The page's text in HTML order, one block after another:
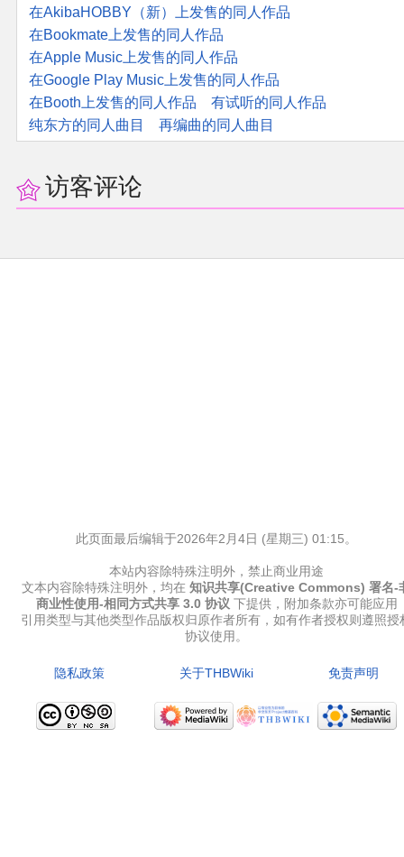
在AkibaHOBBY（新）上发售的同人作品
在Bookmate上发售的同人作品
在Apple Music上发售的同人作品
在Google Play Music上发售的同人作品
在Booth上发售的同人作品
有试听的同人作品
纯东方的同人曲目
再编曲的同人曲目
访客评论
此页面最后编辑于2026年2月4日 (星期三) 01:15。
本站内容除特殊注明外，禁止商业用途
文本内容除特殊注明外，均在 知识共享(Creative Commons) 署名-
商业性使用-相同方式共享 3.0 协议 下提供，附加条款亦可能应用
引用类型与其他类型作品版权归原作者所有，如有作者授权则遵照授
协议使用。
隐私政策 关于THBWiki 免责声明